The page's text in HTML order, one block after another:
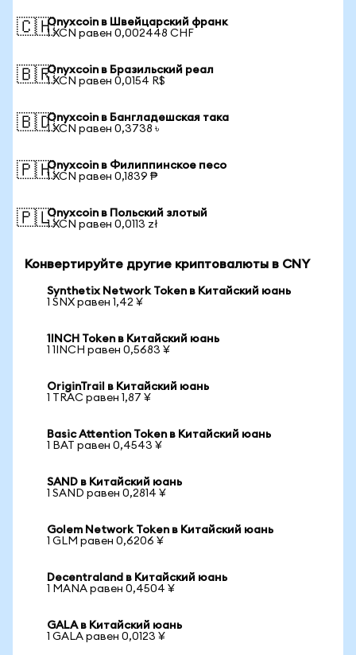
🇨🇭Onyxcoin в Швейцарский франк
1 XCN равен 0,002448 CHF
🇧🇷Onyxcoin в Бразильский реал
1 XCN равен 0,0154 R$
🇧🇩Onyxcoin в Бангладешская така
1 XCN равен 0,3738 ৳
🇵🇭Onyxcoin в Филиппинское песо
1 XCN равен 0,1839 ₱
🇵🇱Onyxcoin в Польский злотый
1 XCN равен 0,0113 zł
Конвертируйте другие криптовалюты в CNY
Synthetix Network Token в Китайский юань
1 SNX равен 1,42 ¥
1INCH Token в Китайский юань
1 1INCH равен 0,5683 ¥
OriginTrail в Китайский юань
1 TRAC равен 1,87 ¥
Basic Attention Token в Китайский юань
1 BAT равен 0,4543 ¥
SAND в Китайский юань
1 SAND равен 0,2814 ¥
Golem Network Token в Китайский юань
1 GLM равен 0,6206 ¥
Decentraland в Китайский юань
1 MANA равен 0,4504 ¥
GALA в Китайский юань
1 GALA равен 0,0123 ¥